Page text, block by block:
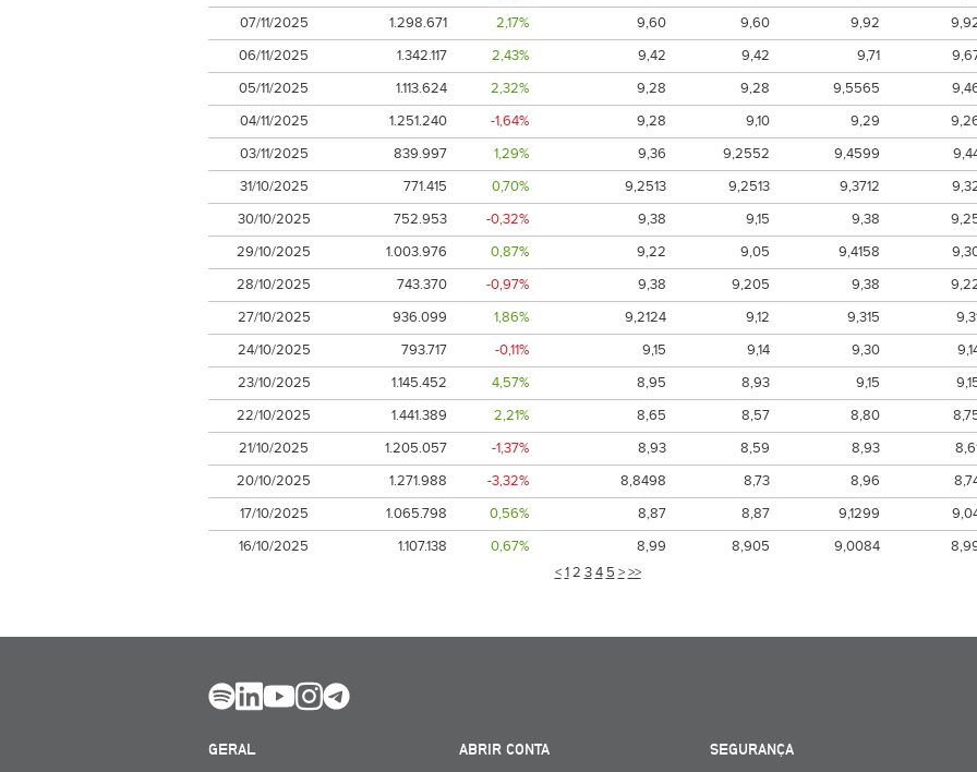
< 12 3 4 5 > >>
07/11/2025
1.298.671 2,17% 9,60 9,60 9,92
06/11/2025
1.342.117 2,43% 9,42 9,42 9,71
05/11/2025
1.113.624 2,32% 9,28 9,28 9,5565
04/11/2025
1.251.240 -1,64% 9,28 9,10 9,29
03/11/2025
839.997 1,29% 9,36 9,2552 9,4599
31/10/2025
771.415 0,70% 9,2513 9,2513 9,3712
30/10/2025
752.953 -0,32% 9,38 9,15 9,38
29/10/2025
1.003.976 0,87% 9,22 9,05 9,4158
28/10/2025
743.370 -0,97% 9,38 9,205 9,38
27/10/2025
936.099 1,86% 9,2124 9,12 9,315
24/10/2025
793.717 -0,11% 9,15 9,14 9,30
23/10/2025
1.145.452 4,57% 8,95 8,93 9,15
22/10/2025
1.441.389 2,21% 8,65 8,57 8,80
21/10/2025
1.205.057 -1,37% 8,93 8,59 8,93
20/10/2025
1.271.988 -3,32% 8,8498 8,73 8,96
17/10/2025
1.065.798 0,56% 8,87 8,87 9,1299
16/10/2025
1.107.138 0,67% 8,99 8,905 9,0084
GERAL ABRIR CONTA SEGURANÇA